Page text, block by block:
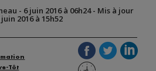
- 6 juin 2016 à 06h24- Mis à jour
2016 à 15h52
Tôt